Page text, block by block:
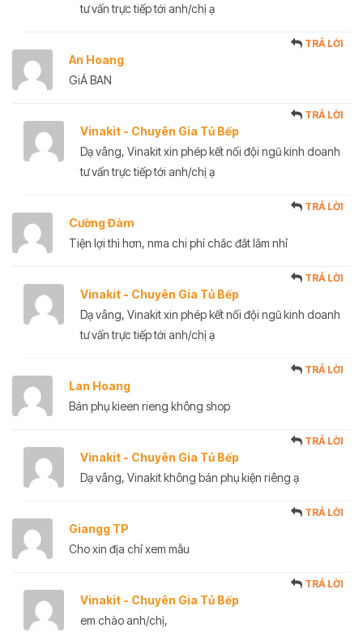
tư vấn trực tiếp tới anh/chị ạ
An Hoang
TRẢ LỜI
GiÁ BAN
Vinakit - Chuyên Gia Tủ Bếp
TRẢ LỜI
Dạ vâng, Vinakit xin phép kết nối đội ngũ kinh doanh
tư vấn trực tiếp tới anh/chị ạ
Cường Đàm
TRẢ LỜI
Tiện lợi thì hơn, nma chi phí chắc đắt lắm nhỉ
Vinakit - Chuyên Gia Tủ Bếp
TRẢ LỜI
Dạ vâng, Vinakit xin phép kết nối đội ngũ kinh doanh
tư vấn trực tiếp tới anh/chị ạ
Lan Hoang
TRẢ LỜI
Bán phụ kieen rieng không shop
Vinakit - Chuyên Gia Tủ Bếp
TRẢ LỜI
Dạ vâng, Vinakit không bán phụ kiện riêng ạ
Giangg TP
TRẢ LỜI
Cho xin địa chỉ xem mẫu
Vinakit - Chuyên Gia Tủ Bếp
TRẢ LỜI
em chào anh/chị,